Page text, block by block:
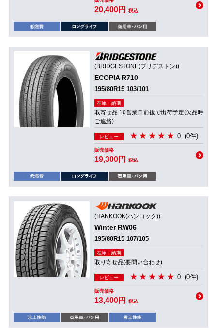
20,400円 税込
(BRIDGESTONE(ブリヂストン))
ECOPIA R710
195/80R15 103/101
在庫・納期
取寄せ品 10営業日前後で出荷予定(欠品時
ご連絡)
レビュー 0 (0件)
販売価格
19,300円 税込
(HANKOOK(ハンコック))
Winter RW06
195/80R15 107/105
在庫・納期
取り寄せ品(要問い合わせ)
レビュー 0 (0件)
販売価格
13,400円 税込